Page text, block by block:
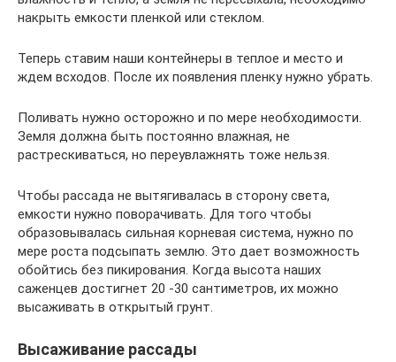
накрыть емкости пленкой или стеклом.
Теперь ставим наши контейнеры в теплое и место и
ждем всходов. После их появления пленку нужно убрать.
Поливать нужно осторожно и по мере необходимости.
Земля должна быть постоянно влажная, не
растрескиваться, но переувлажнять тоже нельзя.
Чтобы рассада не вытягивалась в сторону света,
емкости нужно поворачивать. Для того чтобы
образовывалась сильная корневая система, нужно по
мере роста подсыпать землю. Это дает возможность
обойтись без пикирования. Когда высота наших
саженцев достигнет 20 -30 сантиметров, их можно
высаживать в открытый грунт.
Высаживание рассады